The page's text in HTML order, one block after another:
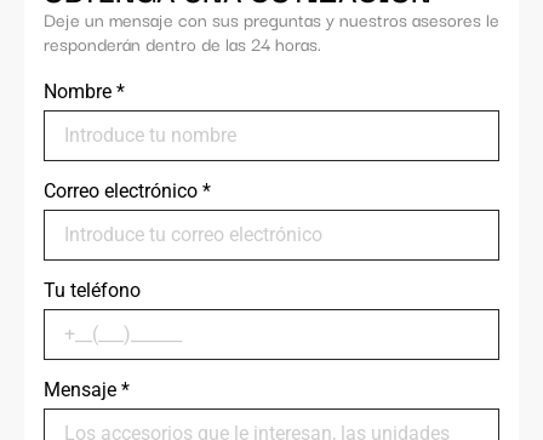
Deje un mensaje con sus preguntas y nuestros asesores le
responderán dentro de las 24 horas.
Nombre *
Correo electrónico *
Tu teléfono
Mensaje *